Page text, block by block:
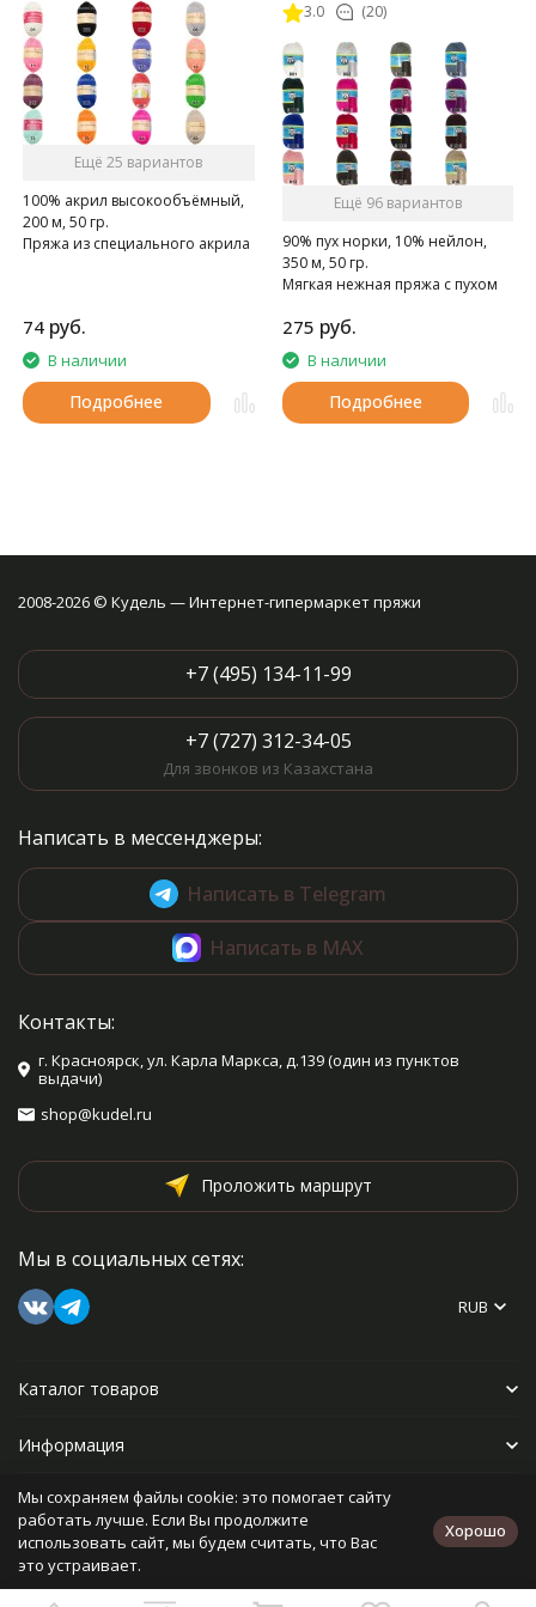
Ещё 25 вариантов
100% акрил высокообъёмный,
200 м, 50 гр.
Пряжа из специального акрила
74 руб.
В наличии
Подробнее
3.0 (20)
Ещё 96 вариантов
90% пух норки, 10% нейлон,
350 м, 50 гр.
Мягкая нежная пряжа с пухом
275 руб.
В наличии
Подробнее
2008-2026 © Кудель — Интернет-гипермаркет пряжи
+7 (495) 134-11-99
+7 (727) 312-34-05
Для звонков из Казахстана
Написать в мессенджеры:
Написать в Telegram
Написать в MAX
Контакты:
г. Красноярск, ул. Карла Маркса, д.139 (один из пунктов
выдачи)
shop@kudel.ru
Проложить маршрут
Мы в социальных сетях:
RUB
Каталог товаров
Информация
Прочее
Политика персональных данных
Мы сохраняем файлы cookie: это помогает сайту
работать лучше. Если Вы продолжите
использовать сайт, мы будем считать, что Вас
это устраивает.
Хорошо